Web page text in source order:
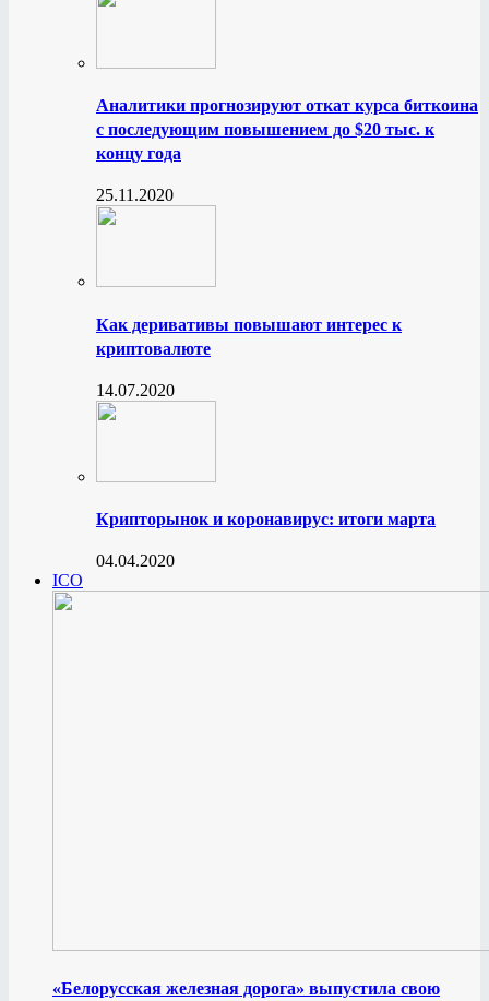
Аналитики прогнозируют откат курса биткоина
с последующим повышением до $20 тыс. к
концу года
25.11.2020
Как деривативы повышают интерес к
криптовалюте
14.07.2020
Крипторынок и коронавирус: итоги марта
04.04.2020
ICO
«Белорусская железная дорога» выпустила свою